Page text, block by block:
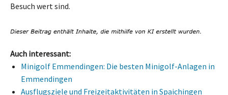
Besuch wert sind.
Auch interessant:
Minigolf Emmendingen: Die besten Minigolf-Anlagen in
Emmendingen
Ausflugsziele und Freizeitaktivitäten in Spaichingen